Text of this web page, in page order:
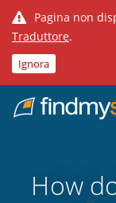
Pagina non
Traduttore.
Ignora
Home
How